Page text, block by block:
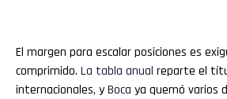
El margen para escalar posiciones es
comprimido. La tabla anual reparte el
internacionales, yBoca ya quemó varios